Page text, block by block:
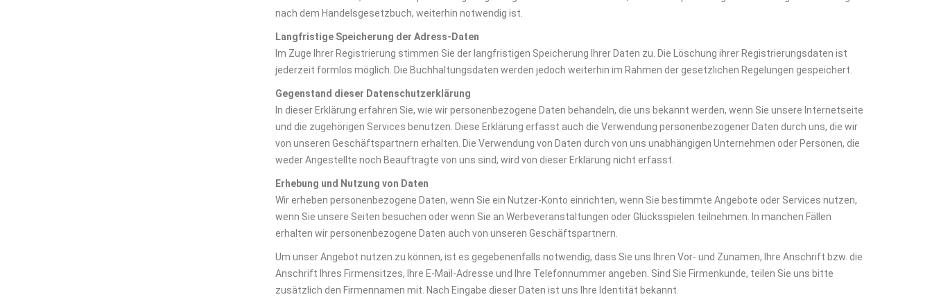
nach dem Handelsgesetzbuch, weiterhin notwendig ist.
Langfristige Speicherung der Adress-Daten
Im Zuge Ihrer Registrierung stimmen Sie der langfristigen Speicherung Ihrer Daten zu. Die Löschung ihrer Registrierungsdaten ist
jederzeit formlos möglich. Die Buchhaltungsdaten werden jedoch weiterhin im Rahmen der gesetzlichen Regelungen gespeichert.
Gegenstand dieser Datenschutzerklärung
In dieser Erklärung erfahren Sie, wie wir personenbezogene Daten behandeln, die uns bekannt werden, wenn Sie unsere Internetseite
und die zugehörigen Services benutzen. Diese Erklärung erfasst auch die Verwendung personenbezogener Daten durch uns, die wir
von unseren Geschäftspartnern erhalten. Die Verwendung von Daten durch von uns unabhängigen Unternehmen oder Personen, die
weder Angestellte noch Beauftragte von uns sind, wird von dieser Erklärung nicht erfasst.
Erhebung und Nutzung von Daten
Wir erheben personenbezogene Daten, wenn Sie ein Nutzer-Konto einrichten, wenn Sie bestimmte Angebote oder Services nutzen,
wenn Sie unsere Seiten besuchen oder wenn Sie an Werbeveranstaltungen oder Glücksspielen teilnehmen. In manchen Fällen
erhalten wir personenbezogene Daten auch von unseren Geschäftspartnern.
Um unser Angebot nutzen zu können, ist es gegebenenfalls notwendig, dass Sie uns Ihren Vor- und Zunamen, Ihre Anschrift bzw. die
Anschrift Ihres Firmensitzes, Ihre E-Mail-Adresse und Ihre Telefonnummer angeben. Sind Sie Firmenkunde, teilen Sie uns bitte
zusätzlich den Firmennamen mit. Nach Eingabe dieser Daten ist uns Ihre Identität bekannt.